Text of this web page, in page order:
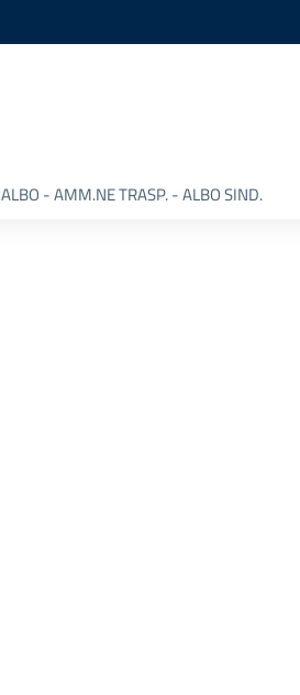
ALBO - AMM.NE TRASP. - ALBO SIND.